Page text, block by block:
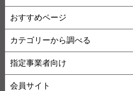
おすすめページ
カテゴリーから調べる
指定事業者向け
会員サイト